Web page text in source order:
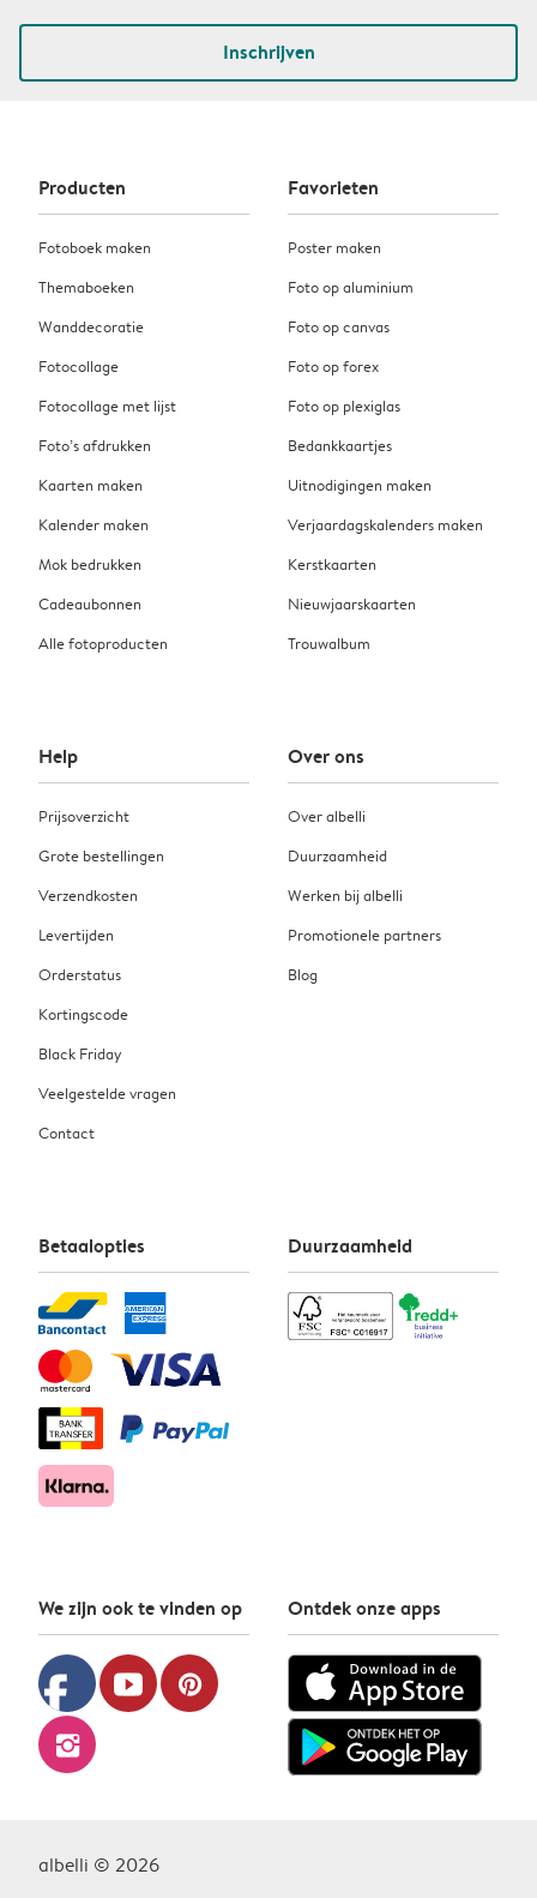
Inschrijven
Producten
Fotoboek maken
Themaboeken
Wanddecoratie
Fotocollage
Fotocollage met lijst
Foto’s afdrukken
Kaarten maken
Kalender maken
Mok bedrukken
Cadeaubonnen
Alle fotoproducten
Favorieten
Poster maken
Foto op aluminium
Foto op canvas
Foto op forex
Foto op plexiglas
Bedankkaartjes
Uitnodigingen maken
Verjaardagskalenders maken
Kerstkaarten
Nieuwjaarskaarten
Trouwalbum
Help
Prijsoverzicht
Grote bestellingen
Verzendkosten
Levertijden
Orderstatus
Kortingscode
Black Friday
Veelgestelde vragen
Contact
Over ons
Over albelli
Duurzaamheid
Werken bij albelli
Promotionele partners
Blog
Betaalopties Duurzaamheid
We zijn ook te vinden op
facebook youtube pinterest
instagram
Ontdek onze apps
albelli © 2026